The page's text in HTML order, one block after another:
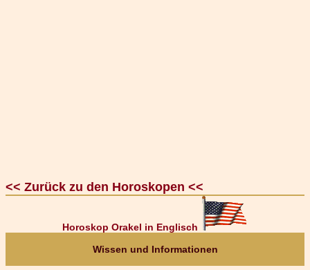
<< Zurück zu den Horoskopen <<
Horoskop Orakel in Englisch
Wissen und Informationen